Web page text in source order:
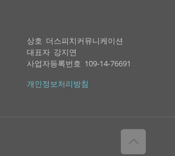
상호 더스피치커뮤니케이션
대표자 강지연
사업자등록번호 109-14-76691
개인정보처리방침